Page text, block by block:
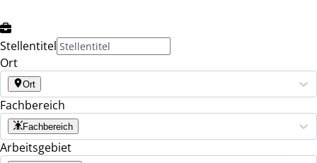
Stellentitel
Ort
Ort
Fachbereich
Fachbereich
Arbeitsgebiet